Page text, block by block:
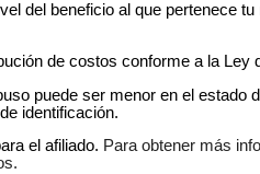
del beneficio al que pertenece
de costos conforme a la Ley
puede ser menor en el
identificación.
el afiliado. Para obtener más